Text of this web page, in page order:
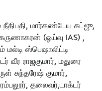
மார்கண்டேய கட்ஜு,
(ஓய்வு IAS) ,
மல்டி ஸ்பெஷாலிட்டி
வீர ராஜகுமார், மதுரை
சுந்தரேஷ் குமார்,
தலைவர்,டாக்டர்